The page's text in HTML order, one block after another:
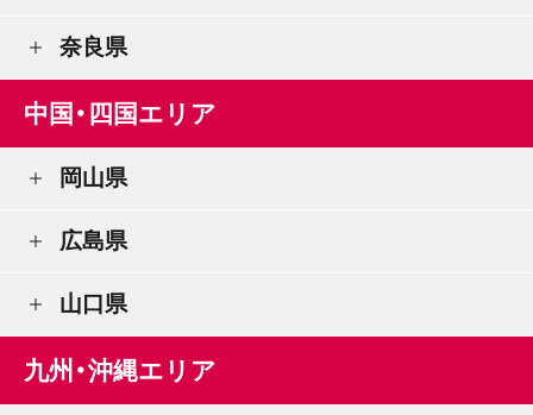
奈良県
中国・四国エリア
岡山県
広島県
山口県
九州・沖縄エリア